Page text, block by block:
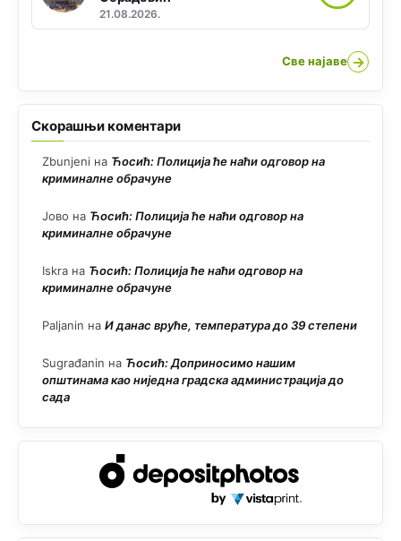
21.08.2026.
Све најаве →
Скорашњи коментари
Zbunjeni на Ћосић: Полиција ће наћи одговор на
криминалне обрачуне
Јово на Ћосић: Полиција ће наћи одговор на
криминалне обрачуне
Iskra на Ћосић: Полиција ће наћи одговор на
криминалне обрачуне
Paljanin на И данас вруће, температура до 39 степени
Sugrađanin на Ћосић: Доприносимо нашим
општинама као ниједна градска администрација до
сада